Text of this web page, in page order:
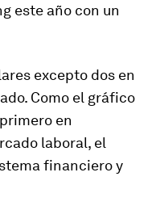
este año con un
excepto dos en
Como el gráfico
en
laboral, el
financiero y